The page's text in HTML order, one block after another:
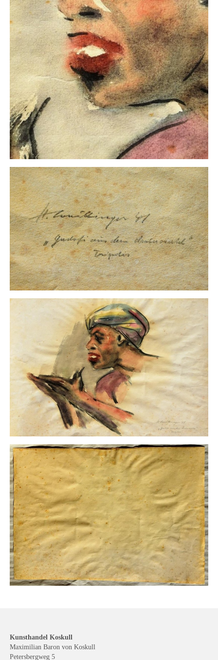
Kunsthandel Koskull
Maximilian Baron von Koskull
Petersbergweg 5